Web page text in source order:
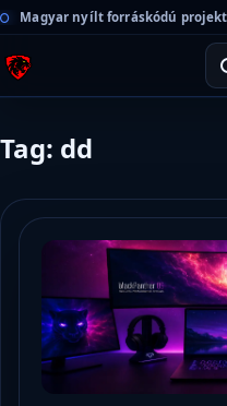
Magyar nyílt forráskódú
Tag: dd